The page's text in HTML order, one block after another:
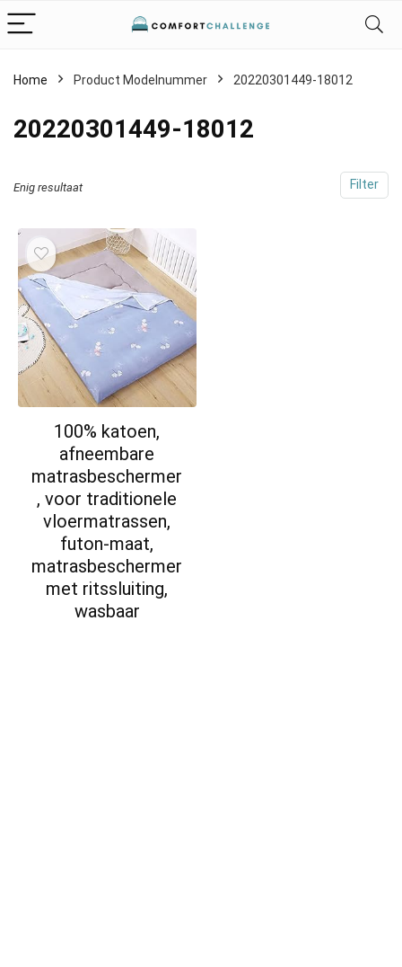
Home Product Modelnummer ‎20220301449-18012
‎20220301449-18012
Filter
Enig resultaat
100% katoen,
afneembare
matrasbeschermer
, voor traditionele
vloermatrassen,
futon-maat,
matrasbeschermer
met ritssluiting,
wasbaar